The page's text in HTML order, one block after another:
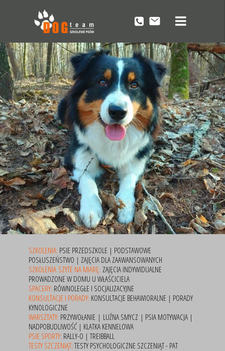
Przycisk
SZKOLENIA: PSIE PRZEDSZKOLE | PODSTAWOWE
POSŁUSZEŃSTWO | ZAJĘCIA DLA ZAAWANSOWANYCH
SZKOLENIA SZYTE NA MIARĘ: ZAJĘCIA INDYWIDUALNE
PROWADZONE W DOMU U WŁAŚCICIELA
SPACERY: RÓWNOLEGŁE I SOCJALIZACYJNE
KONSULTACJE I PORADY: KONSULTACJE BEHAWIORALNE | PORADY
KYNOLOGICZNE
WARSZTATY: PRZYWOŁANIE | LUŹNA SMYCZ | PSIA MOTYWACJA |
NADPOBUDLIWOŚĆ | KLATKA KENNELOWA
PSIE SPORTY: RALLY-O | TREIBBALL
TESTY SZCZENIĄT: TESTY PSYCHOLOGICZNE SZCZENIĄT - PAT